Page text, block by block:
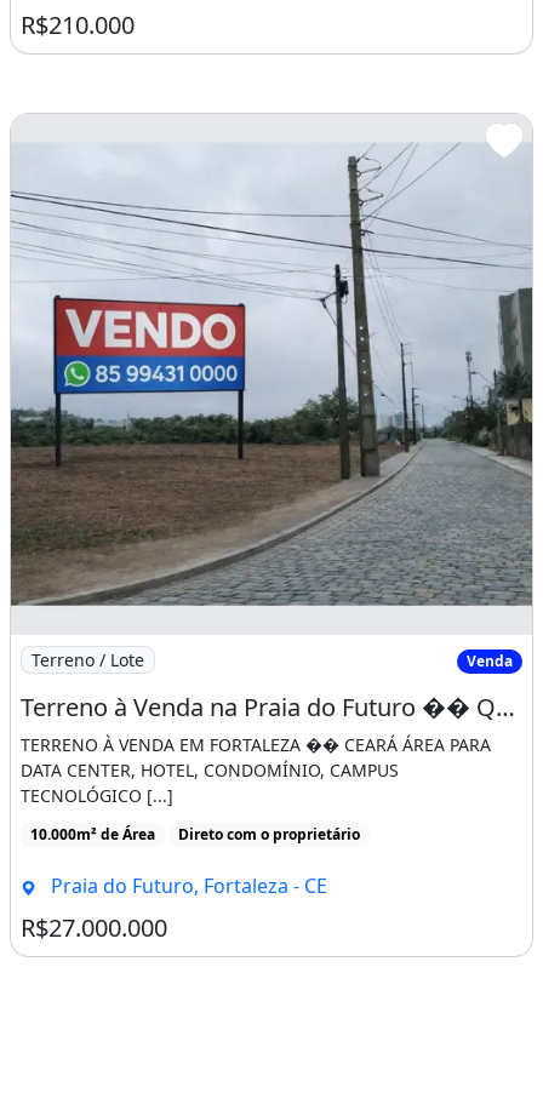
R$210.000
Terreno / Lote Venda
Terreno à Venda na Praia do Futuro �� Quadra Inteira com 10.000 m² em Fortaleza
TERRENO À VENDA EM FORTALEZA �� CEARÁ ÁREA PARA
DATA CENTER, HOTEL, CONDOMÍNIO, CAMPUS
TECNOLÓGICO [...]
10.000m² de Área Direto com o proprietário
Praia do Futuro, Fortaleza - CE
R$27.000.000